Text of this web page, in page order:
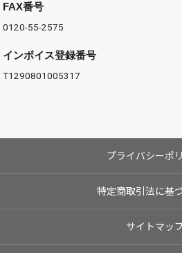
FAX番号
0120-55-2575
インボイス登録番号
T1290801005317
プライバシーポ
特定商取引法に基
サイトマッ